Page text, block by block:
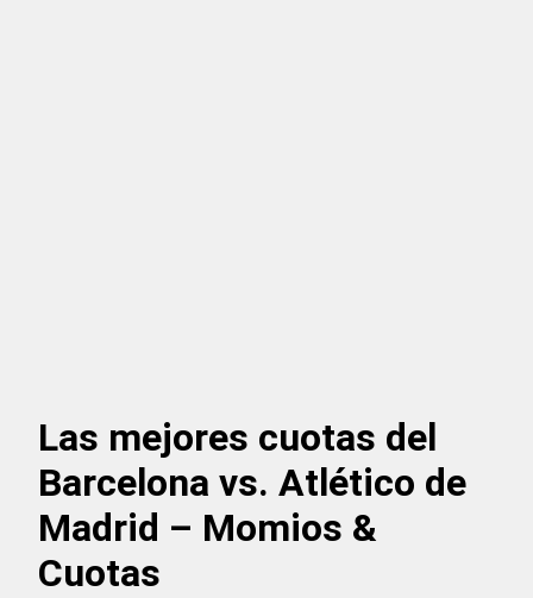
Las mejores cuotas del
Barcelona vs. Atlético de
Madrid – Momios &
Cuotas